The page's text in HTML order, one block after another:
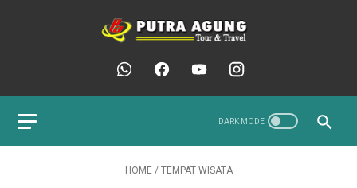
HOME / TEMPAT WISATA